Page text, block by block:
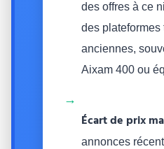
des offres à ce
des plateformes
anciennes,
Aixam 400 ou
→
Écart de prix
annonces